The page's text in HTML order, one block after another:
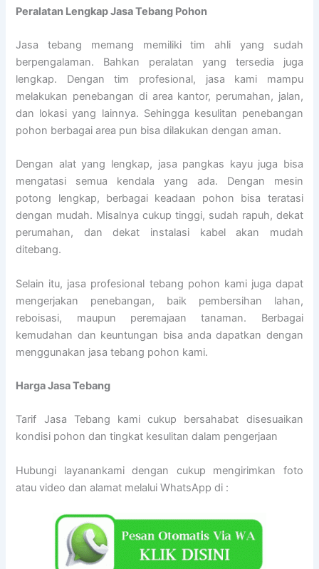
Peralatan Lengkap Jasa Tebang Pohon
Jasa tebang memang memiliki tim ahli yang sudah
berpengalaman. Bahkan peralatan yang tersedia juga
lengkap. Dengan tim profesional, jasa kami mampu
melakukan penebangan di area kantor, perumahan, jalan,
dan lokasi yang lainnya. Sehingga kesulitan penebangan
pohon berbagai area pun bisa dilakukan dengan aman.
Dengan alat yang lengkap, jasa pangkas kayu juga bisa
mengatasi semua kendala yang ada. Dengan mesin
potong lengkap, berbagai keadaan pohon bisa teratasi
dengan mudah. Misalnya cukup tinggi, sudah rapuh, dekat
perumahan, dan dekat instalasi kabel akan mudah
ditebang.
Selain itu, jasa profesional tebang pohon kami juga dapat
mengerjakan penebangan, baik pembersihan lahan,
reboisasi, maupun peremajaan tanaman. Berbagai
kemudahan dan keuntungan bisa anda dapatkan dengan
menggunakan jasa tebang pohon kami.
Harga Jasa Tebang
Tarif Jasa Tebang kami cukup bersahabat disesuaikan
kondisi pohon dan tingkat kesulitan dalam pengerjaan
Hubungi layanankami dengan cukup mengirimkan foto
atau video dan alamat melalui WhatsApp di :